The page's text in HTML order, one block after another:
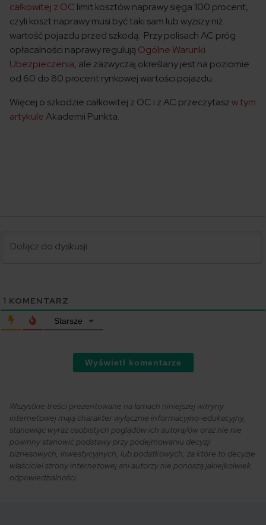
całkowitej z OC limit kosztów naprawy sięga 100 procent,
czyli koszt naprawy musi być taki sam lub wyższy niż
wartość pojazdu przed szkodą. Przy polisach AC próg
opłacalności naprawy regulują Ogólne Warunki
Ubezpieczenia, ale zazwyczaj określany jest na poziomie
od 60 do 80 procent rynkowej wartości pojazdu.
Więcej o szkodzie całkowitej z OC i z AC przeczytaszw tym
artykuleAkademii Punkta.
1 KOMENTARZ
Starsze
Wyświetl komentarze
Wszystkie treści prezentowane na łamach niniejszej witryny
internetowej mają charakter wyłącznie informacyjno-edukacyjny,
stanowiąc wyraz osobistych poglądów ich autora/ów oraz nie nie
powinny stanowić podstawy przy podejmowaniu decyzji
biznesowych, inwestycyjnych, lub podatkowych, za które to decyzje
właściciel strony internetowej ani autorzy nie ponoszą jakiejkolwiek
odpowiedzialności.